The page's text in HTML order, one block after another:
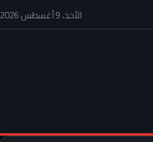
الأحد، 9 أغسطس 2026